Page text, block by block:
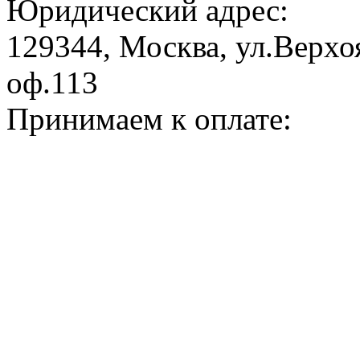
Юридический адрес:
129344, Москва,
оф.113
Принимаем к оплате: